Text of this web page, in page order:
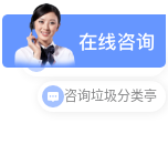
咨询垃圾桶/果皮箱